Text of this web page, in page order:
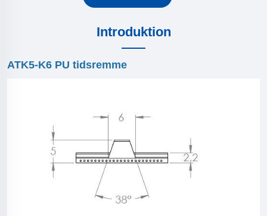
Introduktion
ATK5-K6 PU tidsremme